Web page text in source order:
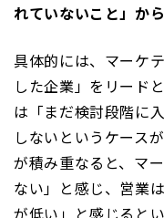
れていないこと」か
具体的には、マーケ
した企業」をリード
は「まだ検討段階に
しないというケース
が積み重なると、マ
ない」と感じ、営業
が低い」と感じると